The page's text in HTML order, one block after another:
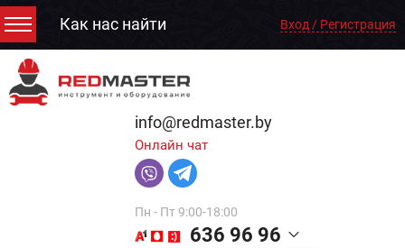
Как нас найти Вход / Регистрация
info@redmaster.by
Онлайн чат
Пн - Пт 9:00-18:00
636 96 96